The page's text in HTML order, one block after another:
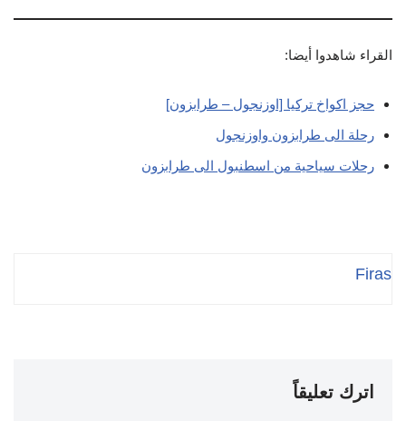
القراء شاهدوا أيضا:
حجز اكواخ تركيا [اوزنجول – طرابزون]
رحلة الى طرابزون واوزنجول
رحلات سياحية من اسطنبول الى طرابزون
Firas
اترك تعليقاً